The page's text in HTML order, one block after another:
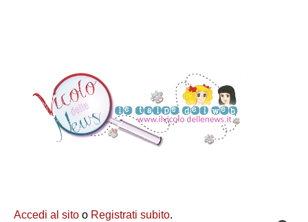
Accedi al sito o Registrati subito.